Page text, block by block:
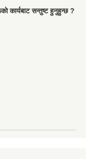
कार्यबाट सन्तुष्ट हुनुहुन्छ ?